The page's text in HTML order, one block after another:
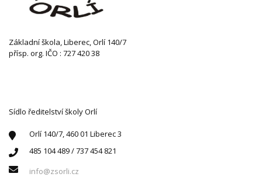
Základní škola, Liberec, Orlí 140/7
přísp. org. IČO : 727 420 38
Sídlo ředitelství školy Orlí
Orlí 140/7, 460 01 Liberec 3
485 104 489 / 737 454 821
info@zsorli.cz